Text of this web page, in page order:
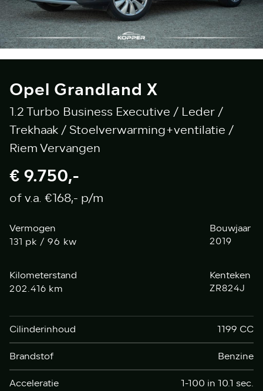
Opel Grandland X
1.2 Turbo Business Executive / Leder /
Trekhaak / Stoelverwarming+ventilatie /
Riem Vervangen
€ 9.750,-
of v.a. €168,- p/m
Vermogen
131 pk / 96 kw
Bouwjaar
2019
Kilometerstand
202.416 km
Kenteken
ZR824J
Cilinderinhoud
1199 CC
Brandstof
Benzine
Acceleratie
1-100 in 10.1 sec.